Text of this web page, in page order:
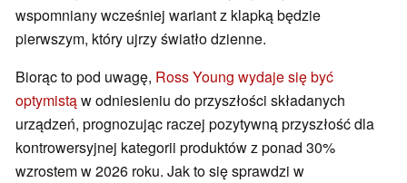
wspomniany wcześniej wariant z klapką będzie
pierwszym, który ujrzy światło dzienne.
Biorąc to pod uwagę, Ross Young wydaje się być
optymistąw odniesieniu do przyszłości składanych
urządzeń, prognozując raczej pozytywną przyszłość dla
kontrowersyjnej kategorii produktów z ponad 30%
wzrostem w 2026 roku. Jak to się sprawdzi w